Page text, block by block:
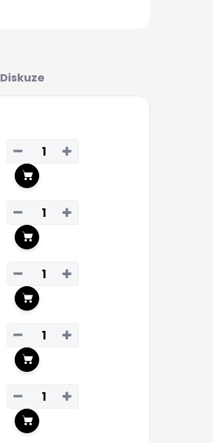
Diskuze
+
−
Do košíku
+
−
Do košíku
+
−
Do košíku
+
−
Do košíku
+
−
Do košíku